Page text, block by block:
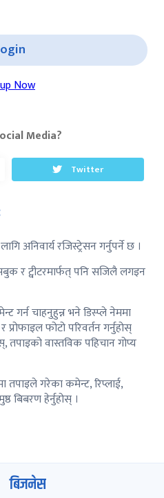
Now
Media?
Twitter
अनिवार्य रजिस्ट्रेसन गर्नुपर्ने छ ।
र ट्वीटरमार्फत् पनि सजिलै लगइन
गर्न चाहनुहुन्न भने डिस्प्ले नेममा
फोटो परिवर्तन गर्नुहोस्
वास्तविक पहिचान गोप्य
तपाइले गरेका कमेन्ट, रिप्लाई,
बिबरण हेर्नुहोस् ।
बिजनेस